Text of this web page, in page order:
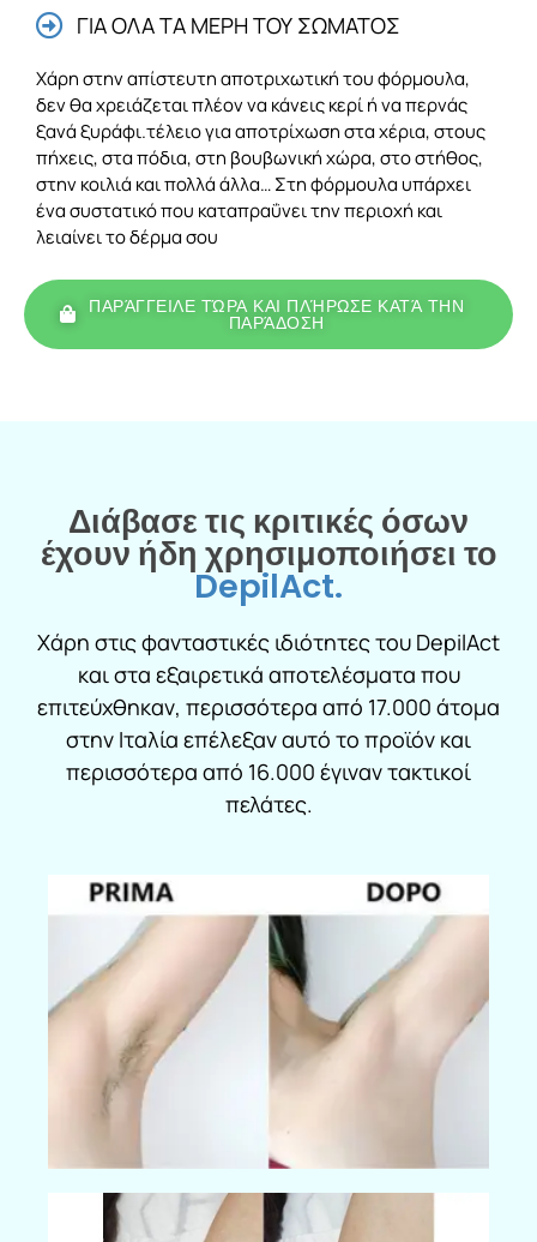
ΓΙΑ ΟΛΑ ΤΑ ΜΕΡΗ ΤΟΥ ΣΩΜΑΤΟΣ
Χάρη στην απίστευτη αποτριχωτική του φόρμουλα,
δεν θα χρειάζεται πλέον να κάνεις κερί ή να περνάς
ξανά ξυράφι.τέλειο για αποτρίχωση στα χέρια, στους
πήχεις, στα πόδια, στη βουβωνική χώρα, στο στήθος,
στην κοιλιά και πολλά άλλα… Στη φόρμουλα υπάρχει
ένα συστατικό που καταπραΰνει την περιοχή και
λειαίνει το δέρμα σου
ΠΑΡΆΓΓΕΙΛΕ ΤΏΡΑ ΚΑΙ ΠΛΉΡΩΣΕ ΚΑΤΆ ΤΗΝ
ΠΑΡΆΔΟΣΗ
Διάβασε τις κριτικές όσων
έχουν ήδη χρησιμοποιήσει το
DepilAct.
Χάρη στις φανταστικές ιδιότητες του DepilAct
και στα εξαιρετικά αποτελέσματα που
επιτεύχθηκαν, περισσότερα από 17.000 άτομα
στην Ιταλία επέλεξαν αυτό το προϊόν και
περισσότερα από 16.000 έγιναν τακτικοί
πελάτες.